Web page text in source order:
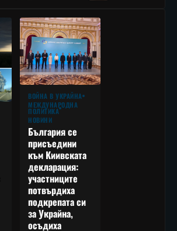
ВОЙНА В УКРАЙНА
МЕЖДУНАРОДНА
ПОЛИТИКА
НОВИНИ
България се
присъедини
към Киивската
декларация:
участниците
потвърдиха
подкрепата си
за Украйна,
осъдиха